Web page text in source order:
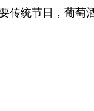
传统节日，葡